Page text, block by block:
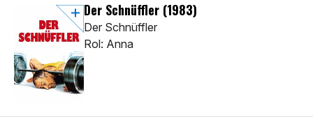
Der Schnüffler (1983)
Der Schnüffler
Rol: Anna